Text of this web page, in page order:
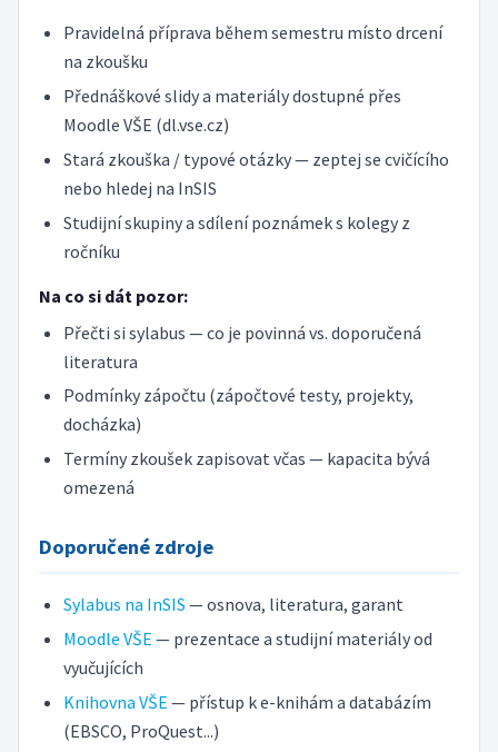
Pravidelná příprava během semestru místo drcení
na zkoušku
Přednáškové slidy a materiály dostupné přes
Moodle VŠE (dl.vse.cz)
Stará zkouška / typové otázky — zeptej se cvičícího
nebo hledej na InSIS
Studijní skupiny a sdílení poznámek s kolegy z
ročníku
Na co si dát pozor:
Přečti si sylabus — co je povinná vs. doporučená
literatura
Podmínky zápočtu (zápočtové testy, projekty,
docházka)
Termíny zkoušek zapisovat včas — kapacita bývá
omezená
Doporučené zdroje
Sylabus na InSIS — osnova, literatura, garant
Moodle VŠE — prezentace a studijní materiály od
vyučujících
Knihovna VŠE — přístup k e-knihám a databázím
(EBSCO, ProQuest...)